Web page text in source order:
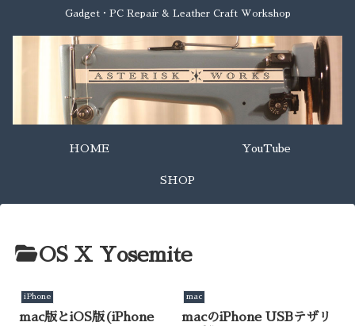
Gadget・PC Repair & Leather Craft Workshop
HOME YouTube
SHOP
OS X Yosemite
iPhone
mac版とiOS版(iPhone
mac
macのiPhone USBテザリ